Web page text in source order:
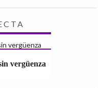
vergüenza